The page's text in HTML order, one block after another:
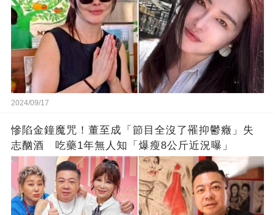
2024/09/17
慘陷金鐘魔咒！董至成「節目全沒了罹抑鬱癥」失
志酗酒 吃藥1年無人知「爆瘦8公斤近況曝」